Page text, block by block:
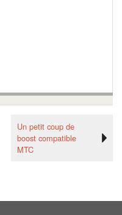
Un petit coup de
boost compatible
MTC